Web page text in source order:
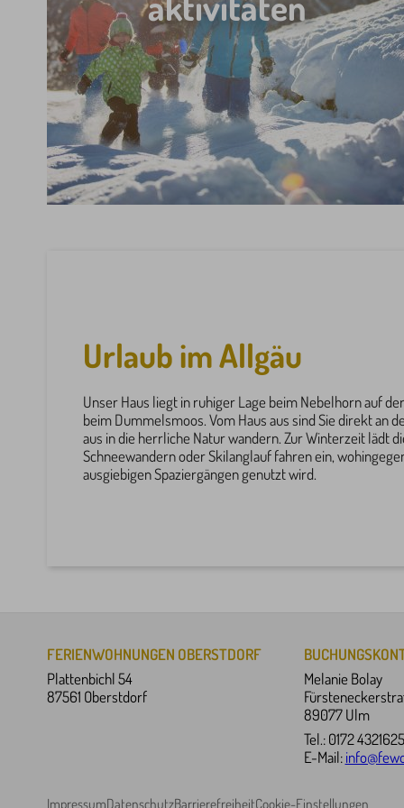
Urlaub im Allgäu
Unser Haus liegt in ruhiger Lage beim Nebelhorn auf
beim Dummelsmoos. Vom Haus aus sind Sie direkt an
aus in die herrliche Natur wandern. Zur Winterzeit lädt
Schneewandern oder Skilanglauf fahren ein,
ausgiebigen Spaziergängen genutzt wird.
FERIENWOHNUNGEN OBERSTDORF
Plattenbichl 54
87561 Oberstdorf
Melanie Bolay
89077 Ulm
Tel.: 0172 4321625
E-Mail:
ImpressumDatenschutzBarrierefreiheitCookie-Einstellungen